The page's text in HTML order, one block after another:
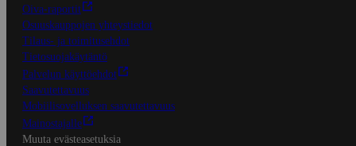
Oiva-raportit
Osuuskauppojen yhteystiedot
Tilaus- ja toimitusehdot
Tietosuojakäytäntö
Palvelun käyttöehdot
Saavutettavuus
Mobiilisovelluksen saavutettavuus
Mainostajalle
Muuta evästeasetuksia